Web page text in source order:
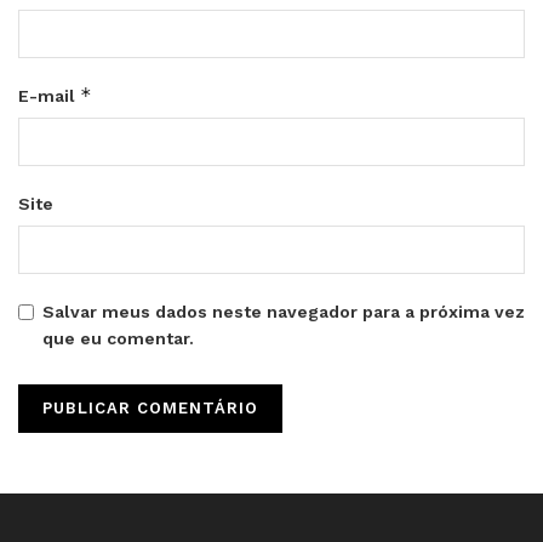
E-mail *
Site
Salvar meus dados neste navegador para a próxima vez
que eu comentar.